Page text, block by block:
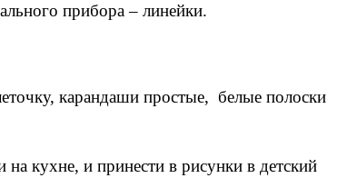
прибора – линейки.
карандаши простые, белые полоски
на кухне, и принести в рисунки в детский